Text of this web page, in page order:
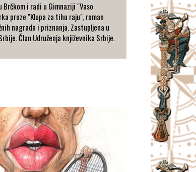
i radi u Gimnaziji "Vaso
proze "Klupa za tihu raju", roman
nagrada i priznanja. Zastupljena u
Član Udruženja književnika Srbije.